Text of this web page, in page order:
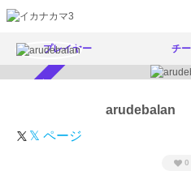
プレイヤー チ
arudebalan
𝕏 ページ
0